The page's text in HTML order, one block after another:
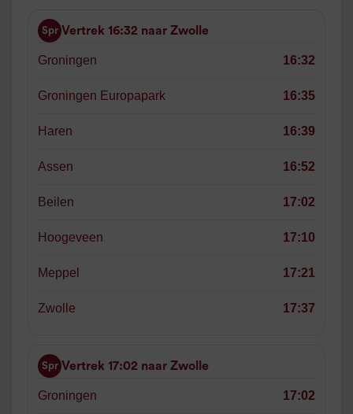
Spr Vertrek 16:32 naar Zwolle
Groningen 16:32
Groningen Europapark 16:35
Haren 16:39
Assen 16:52
Beilen 17:02
Hoogeveen 17:10
Meppel 17:21
Zwolle 17:37
Spr Vertrek 17:02 naar Zwolle
Groningen 17:02